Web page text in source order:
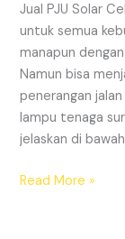
Jual PJU Solar
untuk semua
manapun
Namun bisa
penerangan
lampu tenaga
jelaskan di
Surabaya
Read More »